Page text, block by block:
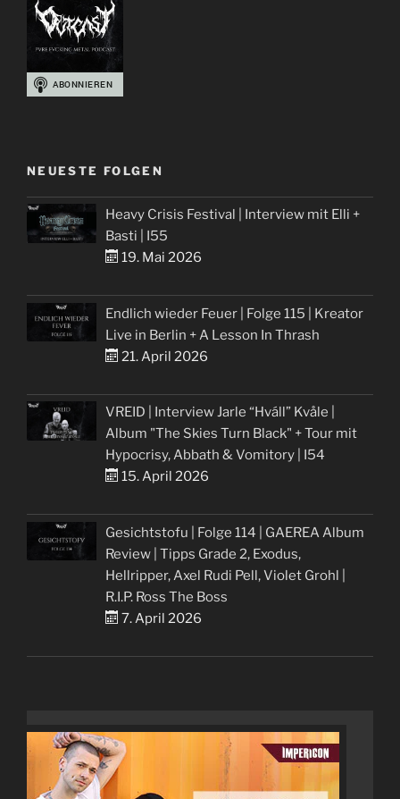
NEUESTE FOLGEN
Heavy Crisis Festival | Interview mit Elli +
Basti | I55
19. Mai 2026
Endlich wieder Feuer | Folge 115 | Kreator
Live in Berlin + A Lesson In Thrash
21. April 2026
VREID | Interview Jarle “Hváll” Kvåle |
Album "The Skies Turn Black" + Tour mit
Hypocrisy, Abbath & Vomitory | I54
15. April 2026
Gesichtstofu | Folge 114 | GAEREA Album
Review | Tipps Grade 2, Exodus,
Hellripper, Axel Rudi Pell, Violet Grohl |
R.I.P. Ross The Boss
7. April 2026